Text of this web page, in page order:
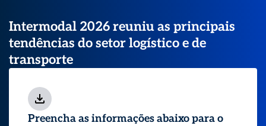
Intermodal 2026 reuniu as principais
tendências do setor logístico e de
transporte
Preencha as informações abaixo para o